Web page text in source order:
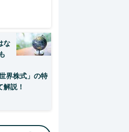
な
界株式」の特
解説！